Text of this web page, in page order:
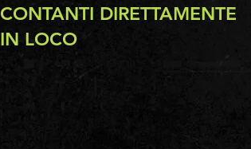
CONTANTI DIRETTAMENTE
IN LOCO